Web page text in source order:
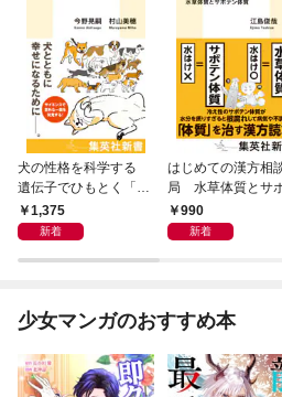
犬の性格を科学する
遺伝子でひもとく「最
良の友」の進化
1,375
新着
はじめての漢方相
局 水草体質とサ
ン体質
990
新着
少女マンガのおすすめ本